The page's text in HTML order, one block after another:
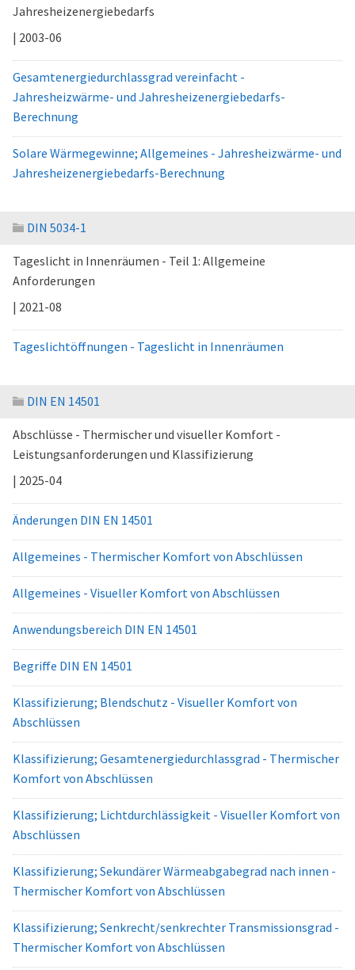
Jahresheizenergiebedarfs
| 2003-06
Gesamtenergiedurchlassgrad vereinfacht -
Jahresheizwärme- und Jahresheizenergiebedarfs-
Berechnung
Solare Wärmegewinne; Allgemeines - Jahresheizwärme- und
Jahresheizenergiebedarfs-Berechnung
DIN 5034-1
Tageslicht in Innenräumen - Teil 1: Allgemeine
Anforderungen
| 2021-08
Tageslichtöffnungen - Tageslicht in Innenräumen
DIN EN 14501
Abschlüsse - Thermischer und visueller Komfort -
Leistungsanforderungen und Klassifizierung
| 2025-04
Änderungen DIN EN 14501
Allgemeines - Thermischer Komfort von Abschlüssen
Allgemeines - Visueller Komfort von Abschlüssen
Anwendungsbereich DIN EN 14501
Begriffe DIN EN 14501
Klassifizierung; Blendschutz - Visueller Komfort von
Abschlüssen
Klassifizierung; Gesamtenergiedurchlassgrad - Thermischer
Komfort von Abschlüssen
Klassifizierung; Lichtdurchlässigkeit - Visueller Komfort von
Abschlüssen
Klassifizierung; Sekundärer Wärmeabgabegrad nach innen -
Thermischer Komfort von Abschlüssen
Klassifizierung; Senkrecht/senkrechter Transmissionsgrad -
Thermischer Komfort von Abschlüssen